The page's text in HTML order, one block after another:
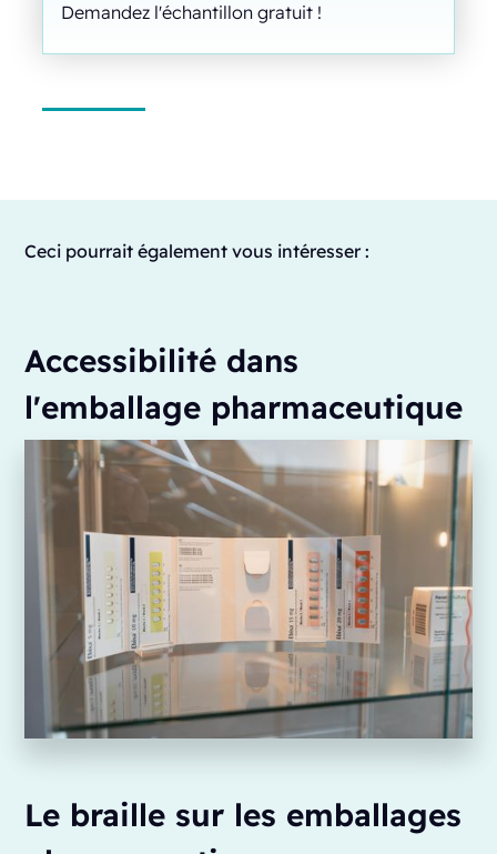
Demandez l'échantillon gratuit !
Ceci pourrait également vous intéresser :
Accessibilité dans
l'emballage pharmaceutique
Le braille sur les emballages